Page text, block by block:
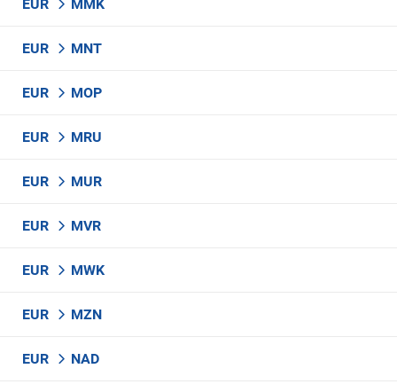
EUR MMK
EUR MNT
EUR MOP
EUR MRU
EUR MUR
EUR MVR
EUR MWK
EUR MZN
EUR NAD